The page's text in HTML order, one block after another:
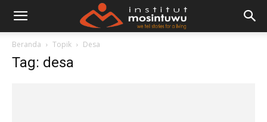
Beranda Topik Desa
Tag: desa